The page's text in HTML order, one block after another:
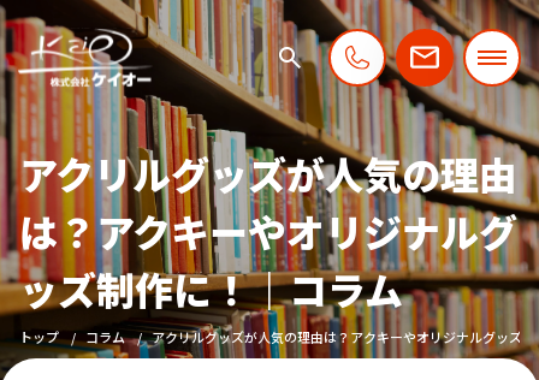
アクリルグッズが人気の理由
は？アクキーやオリジナルグ
ッズ制作に！｜コラム
トップ コラム アクリルグッズが人気の理由は？アクキーやオリジナルグッズ